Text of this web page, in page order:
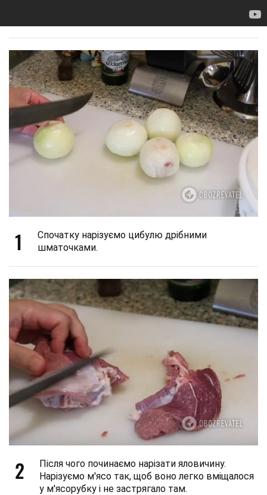
1
Спочатку нарізуємо цибулю дрібними
шматочками.
2
Після чого починаємо нарізати яловичину.
Нарізуємо м'ясо так, щоб воно легко вміщалося
у м'ясорубку і не застрягало там.